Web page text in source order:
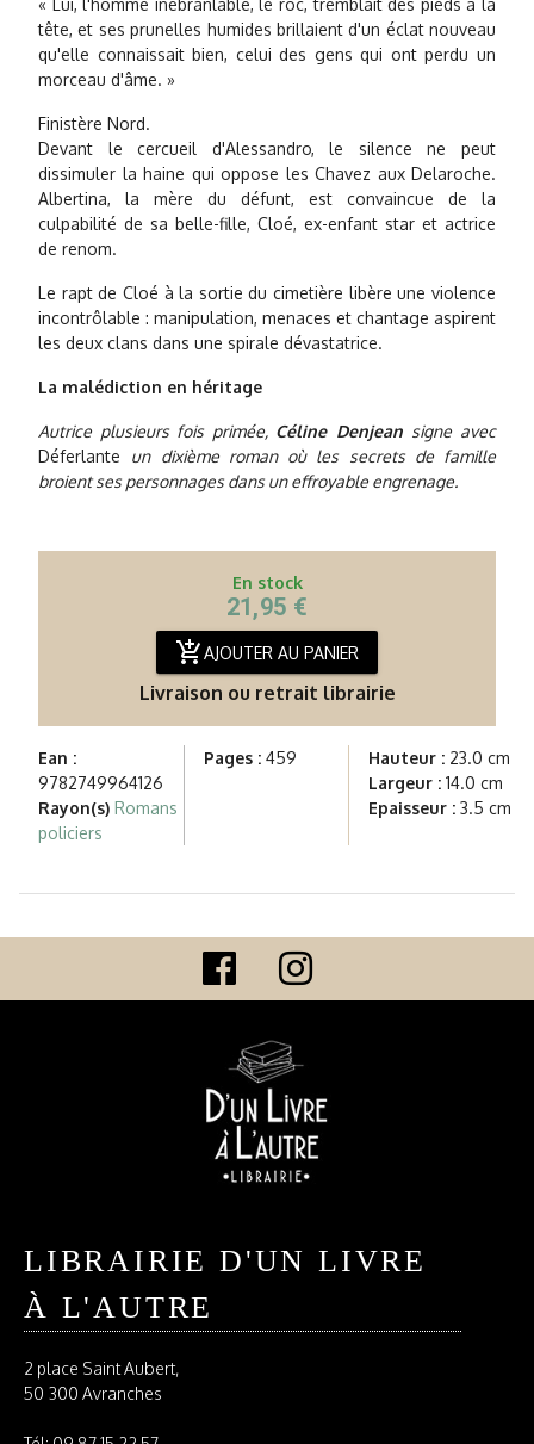
« Lui, l'homme inébranlable, le roc, tremblait des pieds à la
tête, et ses prunelles humides brillaient d'un éclat nouveau
qu'elle connaissait bien, celui des gens qui ont perdu un
morceau d'âme. »
Finistère Nord.
Devant le cercueil d'Alessandro, le silence ne peut
dissimuler la haine qui oppose les Chavez aux Delaroche.
Albertina, la mère du défunt, est convaincue de la
culpabilité de sa belle-fille, Cloé, ex-enfant star et actrice
de renom.
Le rapt de Cloé à la sortie du cimetière libère une violence
incontrôlable : manipulation, menaces et chantage aspirent
les deux clans dans une spirale dévastatrice.
La malédiction en héritage
Autrice plusieurs fois primée, Céline Denjean signe avec
Déferlante un dixième roman où les secrets de famille
broient ses personnages dans un effroyable engrenage.
En stock
21,95 €
add_shopping_cartAJOUTER AU PANIER
Livraison ou retrait librairie
Ean :
9782749964126
Rayon(s) Romans
policiers
Pages :459 Hauteur : 23.0 cm
Largeur : 14.0 cm
Epaisseur : 3.5 cm
LIBRAIRIE D'UN LIVRE
À L'AUTRE
2 place Saint Aubert,
50 300 Avranches